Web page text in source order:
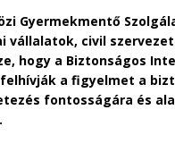
Gyermekmentő
vállalatok, civil
hogy a Biztonságos
a figyelmet a
fontosságára és